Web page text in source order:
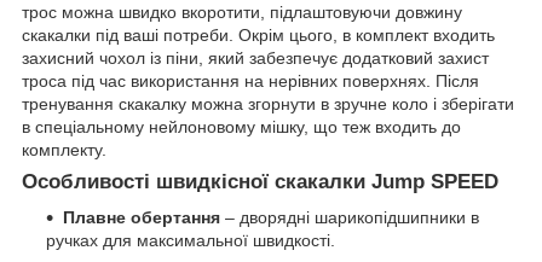
трос можна швидко вкоротити, підлаштовуючи довжину
скакалки під ваші потреби. Окрім цього, в комплект входить
захисний чохол із піни, який забезпечує додатковий захист
троса під час використання на нерівних поверхнях. Після
тренування скакалку можна згорнути в зручне коло і зберігати
в спеціальному нейлоновому мішку, що теж входить до
комплекту.
Особливості швидкісної скакалки Jump SPEED
Плавне обертання – дворядні шарикопідшипники в
ручках для максимальної швидкості.